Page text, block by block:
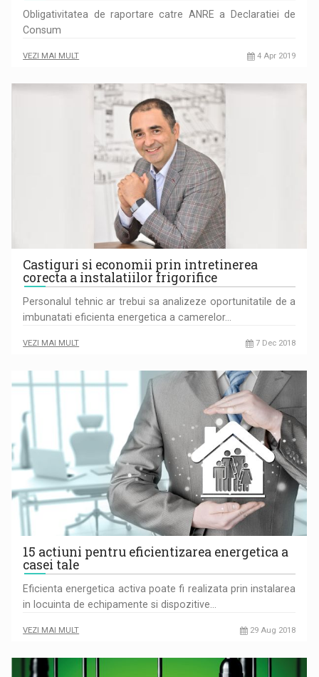
Obligativitatea de raportare catre ANRE a Declaratiei de
Consum
VEZI MAI MULT 4 Apr 2019
Castiguri si economii prin intretinerea
corecta a instalatiilor frigorifice
Personalul tehnic ar trebui sa analizeze oportunitatile de a
imbunatati eficienta energetica a camerelor…
VEZI MAI MULT 7 Dec 2018
15 actiuni pentru eficientizarea energetica a
casei tale
Eficienta energetica activa poate fi realizata prin instalarea
in locuinta de echipamente si dispozitive…
VEZI MAI MULT 29 Aug 2018